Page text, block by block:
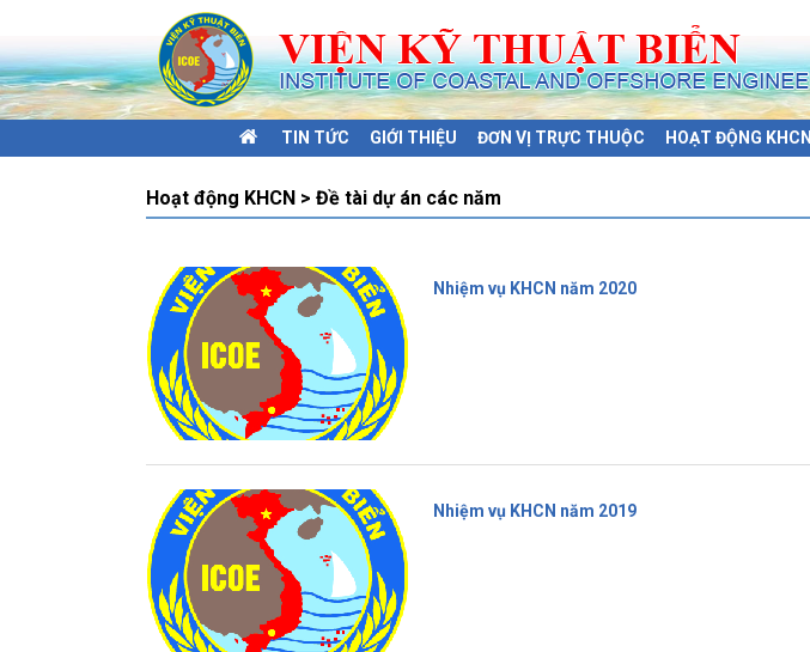
TIN TỨC GIỚI THIỆU ĐƠN VỊ TRỰC THUỘC HOẠT ĐỘNG KHCN
Hoạt động KHCN > Đề tài dự án các năm
Nhiệm vụ KHCN năm 2020
Nhiệm vụ KHCN năm 2019